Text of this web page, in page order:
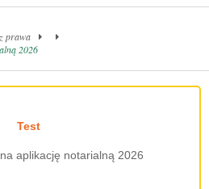
prawa
2026
Test
aplikację notarialną 2026